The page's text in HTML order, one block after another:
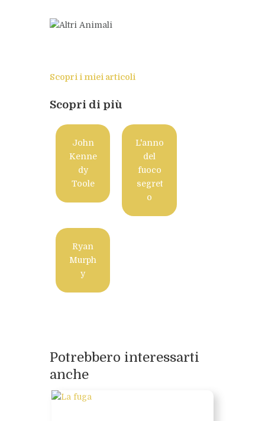
Scopri i miei articoli
Scopri di più
John
Kenne
dy
Toole
L'anno
del
fuoco
segret
o
Ryan
Murph
y
Potrebbero interessarti
anche